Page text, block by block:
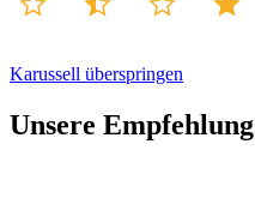
Karussell überspringen
Unsere Empfehlung